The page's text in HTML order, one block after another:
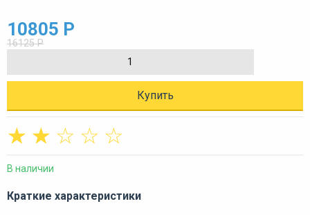
10805 Р
16125 Р
Купить
☆
☆
☆
☆
☆
В наличии
Краткие характеристики